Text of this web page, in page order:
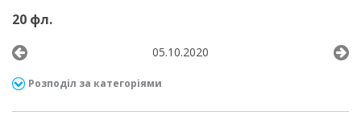
20 фл.
05.10.2020
Розподіл за категоріями